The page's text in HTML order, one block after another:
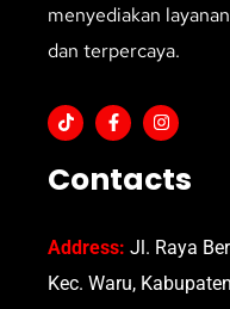
menyediakan
dan terpercaya.
Contacts
Address: Jl. Raya
Kec. Waru,